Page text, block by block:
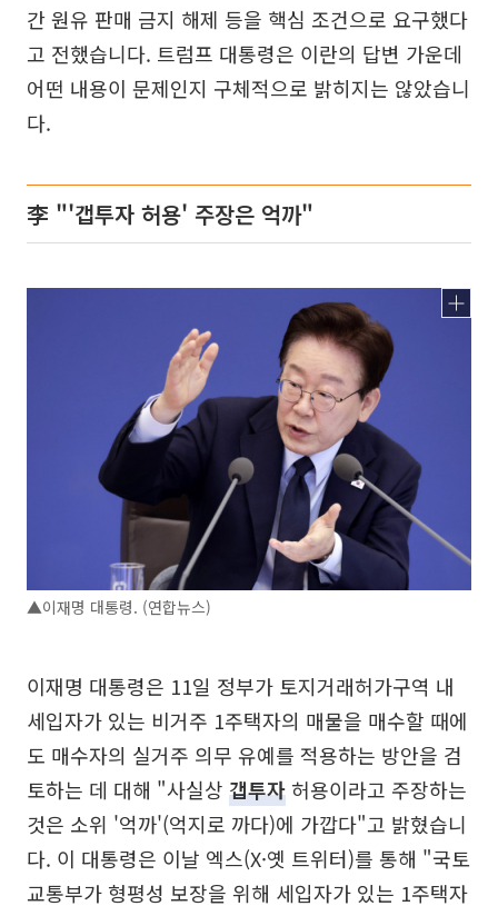
간 원유 판매 금지 해제 등을 핵심 조건으로 요구했다
고 전했습니다. 트럼프 대통령은 이란의 답변 가운데
어떤 내용이 문제인지 구체적으로 밝히지는 않았습니
다.
李 "'갭투자 허용' 주장은 억까"
▲이재명 대통령. (연합뉴스)
이재명 대통령은 11일 정부가 토지거래허가구역 내
세입자가 있는 비거주 1주택자의 매물을 매수할 때에
도 매수자의 실거주 의무 유예를 적용하는 방안을 검
토하는 데 대해 "사실상 갭투자 허용이라고 주장하는
것은 소위 '억까'(억지로 까다)에 가깝다"고 밝혔습니
다. 이 대통령은 이날 엑스(X·옛 트위터)를 통해 "국토
교통부가 형평성 보장을 위해 세입자가 있는 1주택자